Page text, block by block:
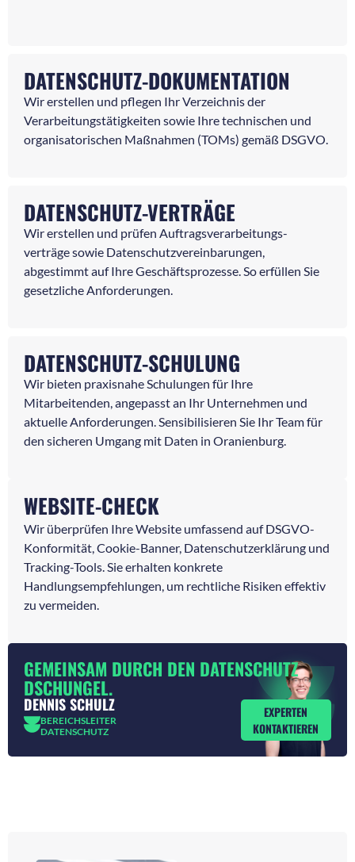
DATENSCHUTZ-DOKUMENTATION
Wir erstellen und pflegen Ihr Verzeichnis der
Verarbeitungstätigkeiten sowie Ihre technischen und
organisatorischen Maßnahmen (TOMs) gemäß DSGVO.
DATENSCHUTZ-VERTRÄGE
Wir erstellen und prüfen Auftragsverarbeitungs-
verträge sowie Datenschutzvereinbarungen,
abgestimmt auf Ihre Geschäftsprozesse. So erfüllen Sie
gesetzliche Anforderungen.
DATENSCHUTZ-SCHULUNG
Wir bieten praxisnahe Schulungen für Ihre
Mitarbeitenden, angepasst an Ihr Unternehmen und
aktuelle Anforderungen. Sensibilisieren Sie Ihr Team für
den sicheren Umgang mit Daten in Oranienburg.
WEBSITE-CHECK
Wir überprüfen Ihre Website umfassend auf DSGVO-
Konformität, Cookie-Banner, Datenschutzerklärung und
Tracking-Tools. Sie erhalten konkrete
Handlungsempfehlungen, um rechtliche Risiken effektiv
zu vermeiden.
GEMEINSAM DURCH DEN DATENSCHUTZ
DSCHUNGEL.
DENNIS SCHULZ
BEREICHSLEITER
DATENSCHUTZ
EXPERTEN
KONTAKTIEREN